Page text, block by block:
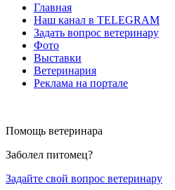
Главная
Наш канал в TELEGRAM
Задать вопрос ветеринару
Фото
Выставки
Ветеринария
Реклама на портале
Помощь ветеринара
Заболел питомец?
Задайте свой вопрос ветеринару